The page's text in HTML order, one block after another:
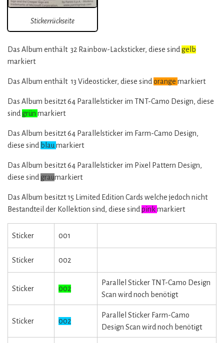
Stickerrückseite
Das Album enthält 32 Rainbow-Lacksticker, diese sind gelb
markiert
Das Album enthält 13 Videosticker, diese sind orange markiert
Das Album besitzt 64 Parallelsticker im TNT-Camo Design, diese
sind grün markiert
Das Album besitzt 64 Parallelsticker im Farm-Camo Design,
diese sind blau markiert
Das Album besitzt 64 Parallelsticker im Pixel Pattern Design,
diese sind graumarkiert
Das Album besitzt 15 Limited Edition Cards welche jedoch nicht
Bestandteil der Kollektion sind, diese sind pink markiert
Sticker 001
Sticker 002
Sticker 002
Parallel Sticker TNT-Camo Design
Scan wird noch benötigt
Sticker 002
Parallel Sticker Farm-Camo
Design Scan wird noch benötigt